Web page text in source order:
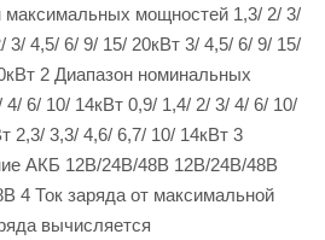
максимальных мощностей 1,3/ 2/ 3/
3/ 4,5/ 6/ 9/ 15/ 20кВт 3/ 4,5/ 6/ 9/ 15/
2 Диапазон номинальных
6/ 10/ 14кВт 0,9/ 1,4/ 2/ 3/ 4/ 6/ 10/
2,3/ 3,3/ 4,6/ 6,7/ 10/ 14кВт 3
АКБ 12В/24В/48В 12В/24В/48В
4 Ток заряда от максимальной
вычисляется